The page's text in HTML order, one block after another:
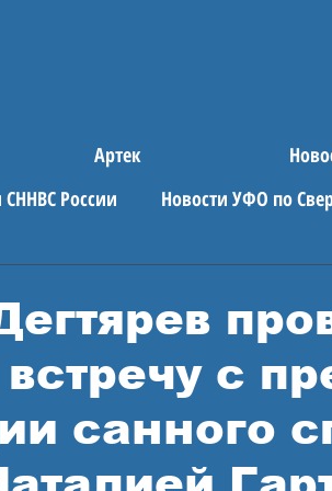
Артек
СННВС России Новости УФО по
с
санного